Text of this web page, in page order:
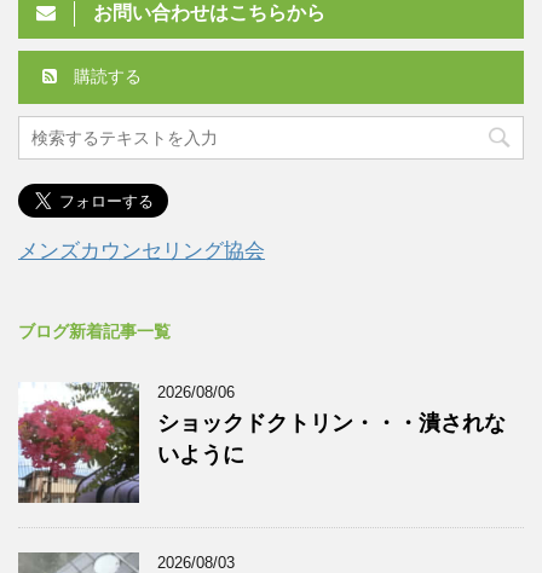
お問い合わせはこちらから
購読する
メンズカウンセリング協会
ブログ新着記事一覧
2026/08/06
ショックドクトリン・・・潰されな
いように
2026/08/03